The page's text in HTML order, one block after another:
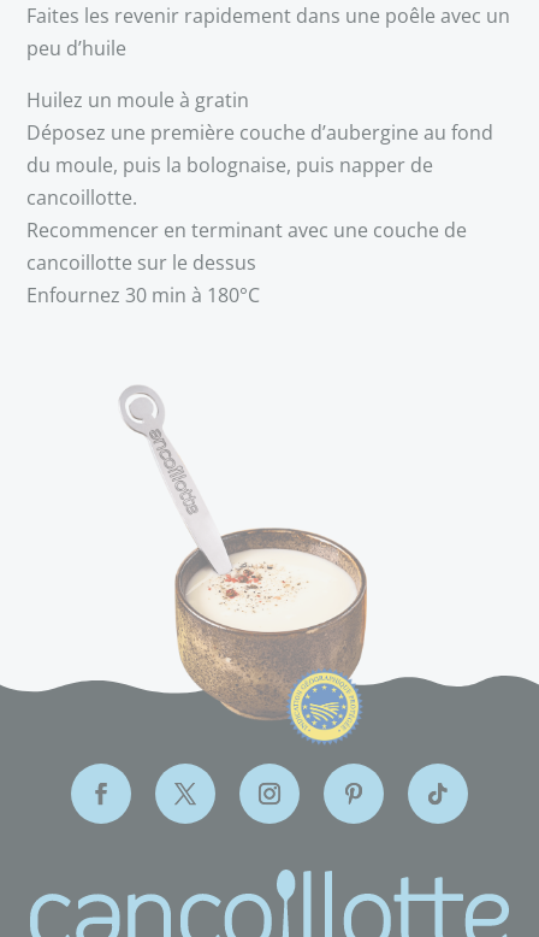
Faites les revenir rapidement dans une poêle avec un
peu d’huile
Huilez un moule à gratin
Déposez une première couche d’aubergine au fond
du moule, puis la bolognaise, puis napper de
cancoillotte.
Recommencer en terminant avec une couche de
cancoillotte sur le dessus
Enfournez 30 min à 180°C